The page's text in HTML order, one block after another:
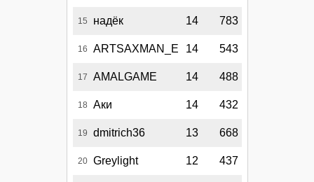
15 надёк 14 783
16 ARTSAXMAN_E 14 543
17 AMALGAME 14 488
18 Аки 14 432
19 dmitrich36 13 668
20 Greylight 12 437